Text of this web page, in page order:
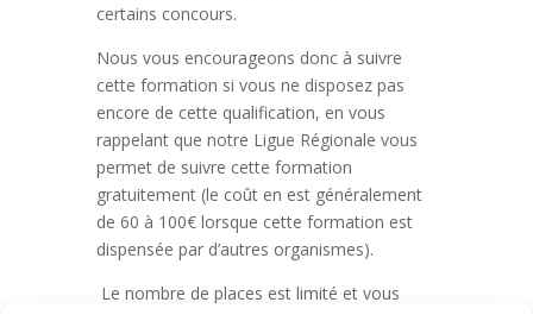
certains concours.
Nous vous encourageons donc à suivre
cette formation si vous ne disposez pas
encore de cette qualification, en vous
rappelant que notre Ligue Régionale vous
permet de suivre cette formation
gratuitement (le coût en est généralement
de 60 à 100€ lorsque cette formation est
dispensée par d’autres organismes).
Le nombre de places est limité et vous